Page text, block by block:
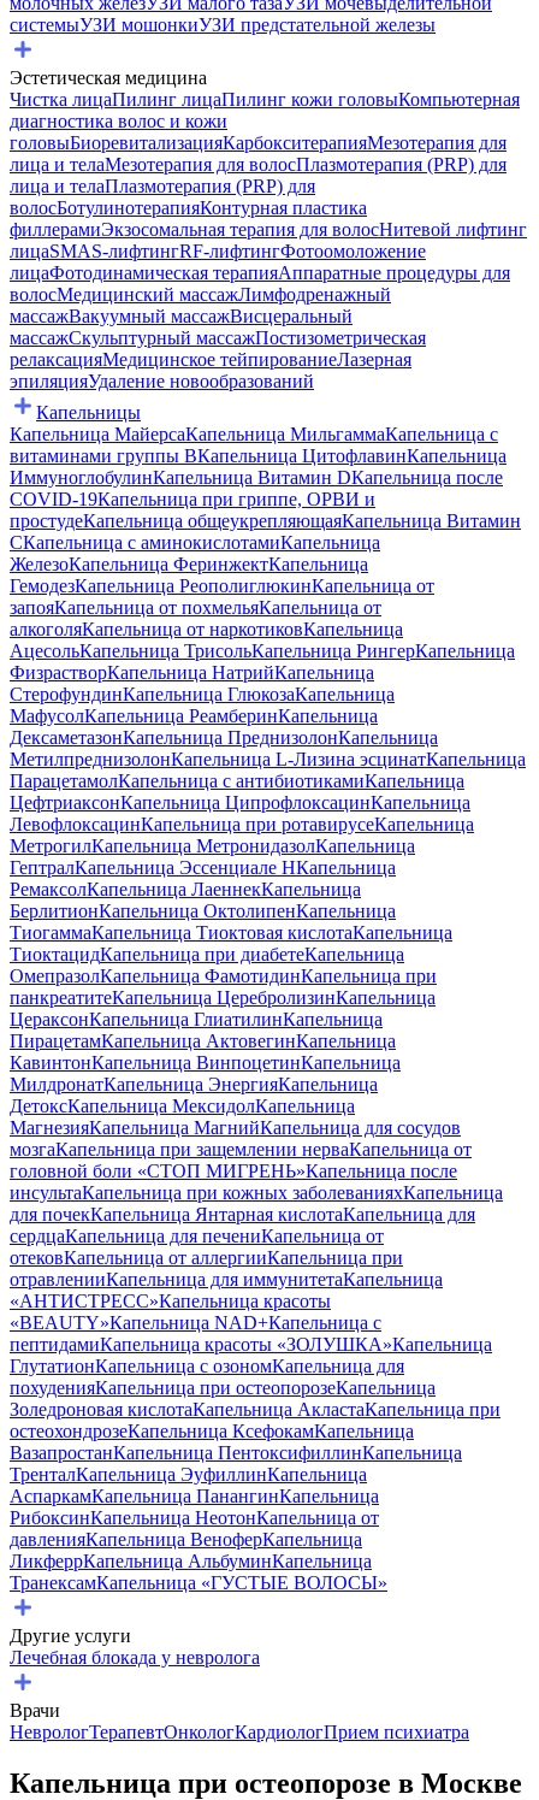
системыУЗИ мошонкиУЗИ предстательной железы
Эстетическая медицина
Чистка лицаПилинг лицаПилинг кожи головыКомпьютерная
диагностика волос и кожи
головыБиоревитализацияКарбокситерапияМезотерапия для
лица и телаМезотерапия для волосПлазмотерапия (PRP) для
лица и телаПлазмотерапия (PRP) для
волосБотулинотерапияКонтурная пластика
филлерамиЭкзосомальная терапия для волосНитевой лифтинг
лицаSMAS-лифтингRF-лифтингФотоомоложение
лицаФотодинамическая терапияАппаратные процедуры для
волосМедицинский массажЛимфодренажный
массажВакуумный массажВисцеральный
массажСкульптурный массажПостизометрическая
релаксацияМедицинское тейпированиеЛазерная
эпиляцияУдаление новообразований
Капельницы
Капельница МайерсаКапельница МильгаммаКапельница с
витаминами группы BКапельница ЦитофлавинКапельница
ИммуноглобулинКапельница Витамин DКапельница после
COVID-19Капельница при гриппе, ОРВИ и
простудеКапельница общеукрепляющаяКапельница Витамин
CКапельница с аминокислотамиКапельница
ЖелезоКапельница ФеринжектКапельница
ГемодезКапельница РеополиглюкинКапельница от
запояКапельница от похмельяКапельница от
алкоголяКапельница от наркотиковКапельница
АцесольКапельница ТрисольКапельница РингерКапельница
ФизрастворКапельница НатрийКапельница
СтерофундинКапельница ГлюкозаКапельница
МафусолКапельница РеамберинКапельница
ДексаметазонКапельница ПреднизолонКапельница
МетилпреднизолонКапельница L-Лизина эсцинатКапельница
ПарацетамолКапельница с антибиотикамиКапельница
ЦефтриаксонКапельница ЦипрофлоксацинКапельница
ЛевофлоксацинКапельница при ротавирусеКапельница
МетрогилКапельница МетронидазолКапельница
ГептралКапельница Эссенциале НКапельница
РемаксолКапельница ЛаеннекКапельница
БерлитионКапельница ОктолипенКапельница
ТиогаммаКапельница Тиоктовая кислотаКапельница
ТиоктацидКапельница при диабетеКапельница
ОмепразолКапельница ФамотидинКапельница при
панкреатитеКапельница ЦеребролизинКапельница
ЦераксонКапельница ГлиатилинКапельница
ПирацетамКапельница АктовегинКапельница
КавинтонКапельница ВинпоцетинКапельница
МилдронатКапельница ЭнергияКапельница
ДетоксКапельница МексидолКапельница
МагнезияКапельница МагнийКапельница для сосудов
мозгаКапельница при защемлении нерваКапельница от
головной боли «СТОП МИГРЕНЬ»Капельница после
инсультаКапельница при кожных заболеванияхКапельница
для почекКапельница Янтарная кислотаКапельница для
сердцаКапельница для печениКапельница от
отековКапельница от аллергииКапельница при
отравленииКапельница для иммунитетаКапельница
«АНТИСТРЕСС»Капельница красоты
«BEAUTY»Капельница NAD+Капельница с
пептидамиКапельница красоты «ЗОЛУШКА»Капельница
ГлутатионКапельница с озономКапельница для
похуденияКапельница при остеопорозеКапельница
Золедроновая кислотаКапельница АкластаКапельница при
остеохондрозеКапельница КсефокамКапельница
ВазапростанКапельница ПентоксифиллинКапельница
ТренталКапельница ЭуфиллинКапельница
АспаркамКапельница ПанангинКапельница
РибоксинКапельница НеотонКапельница от
давленияКапельница ВеноферКапельница
ЛикферрКапельница АльбуминКапельница
ТранексамКапельница «ГУСТЫЕ ВОЛОСЫ»
Другие услуги
Лечебная блокада у невролога
Врачи
НеврологТерапевтОнкологКардиологПрием психиатра
Капельница при остеопорозе в Москве